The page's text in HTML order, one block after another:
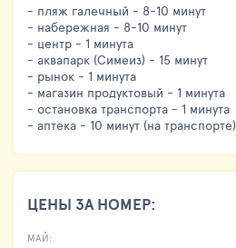
- пляж галечный - 8-10 минут
- набережная - 8-10 минут
- центр - 1 минута
- аквапарк (Симеиз) - 15 минут
- рынок - 1 минута
- магазин продуктовый - 1 минута
- остановка транспорта - 1 минута
- аптека - 10 минут (на транспорте)
ЦЕНЫ ЗА НОМЕР:
МАЙ: